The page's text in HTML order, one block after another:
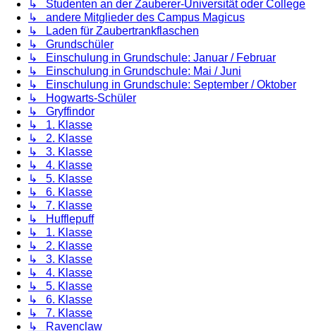
↳ Studenten an der Zauberer-Universität oder College
↳ andere Mitglieder des Campus Magicus
↳ Laden für Zaubertrankflaschen
↳ Grundschüler
↳ Einschulung in Grundschule: Januar / Februar
↳ Einschulung in Grundschule: Mai / Juni
↳ Einschulung in Grundschule: September / Oktober
↳ Hogwarts-Schüler
↳ Gryffindor
↳ 1. Klasse
↳ 2. Klasse
↳ 3. Klasse
↳ 4. Klasse
↳ 5. Klasse
↳ 6. Klasse
↳ 7. Klasse
↳ Hufflepuff
↳ 1. Klasse
↳ 2. Klasse
↳ 3. Klasse
↳ 4. Klasse
↳ 5. Klasse
↳ 6. Klasse
↳ 7. Klasse
↳ Ravenclaw